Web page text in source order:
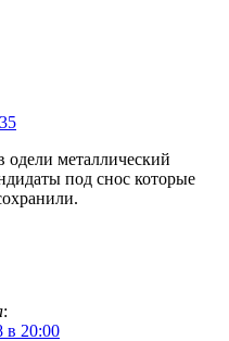
одели металлический
под снос которые
:
в 20:00